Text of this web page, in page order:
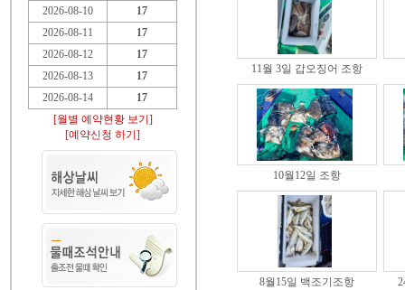
2026-08-10
17
2026-08-11
17
2026-08-12
17
2026-08-13
17
2026-08-14
17
[월별 예약현황 보기]
[예약신청 하기]
11월 3일 갑오징어 조항
10월12일 조항
8월15일 백조기조항